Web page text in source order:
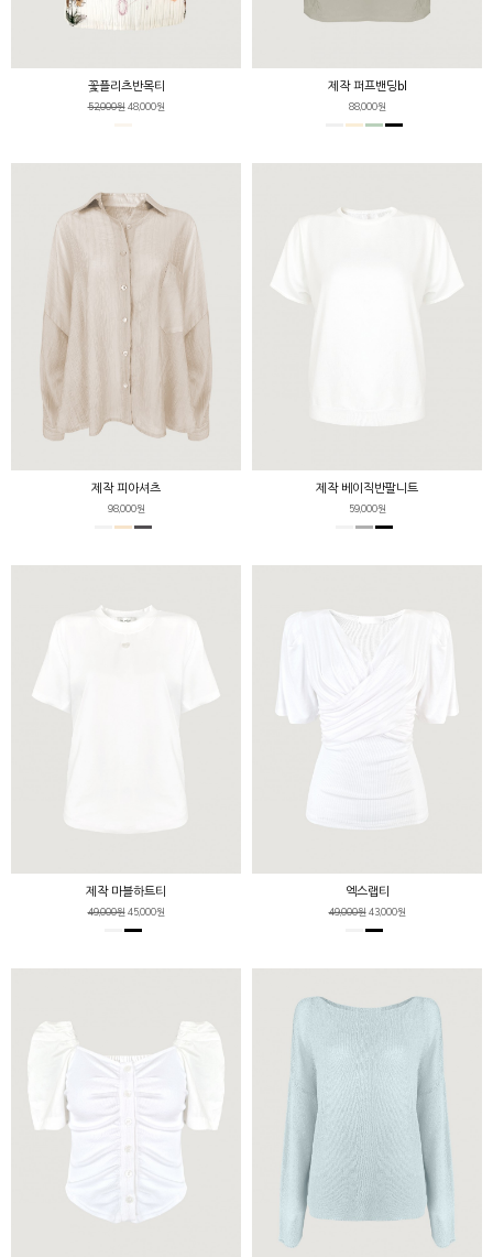
꽃플리츠반목티
52,000원48,000원
제작 퍼프밴딩bl
88,000원
제작 피아셔츠
98,000원
제작 베이직반팔니트
59,000원
제작 마블하트티
49,000원45,000원
엑스랩티
49,000원43,000원